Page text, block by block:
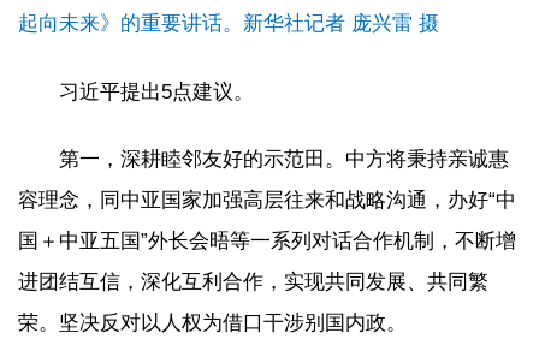
起向未来》的重要讲话。新华社记者 庞兴雷 摄
习近平提出5点建议。
第一，深耕睦邻友好的示范田。中方将秉持亲诚惠
容理念，同中亚国家加强高层往来和战略沟通，办好“中
国＋中亚五国”外长会晤等一系列对话合作机制，不断增
进团结互信，深化互利合作，实现共同发展、共同繁
荣。坚决反对以人权为借口干涉别国内政。